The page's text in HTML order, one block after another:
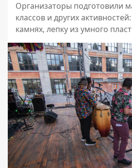
Организаторы подготовили
классов и других
камнях, лепку из умного